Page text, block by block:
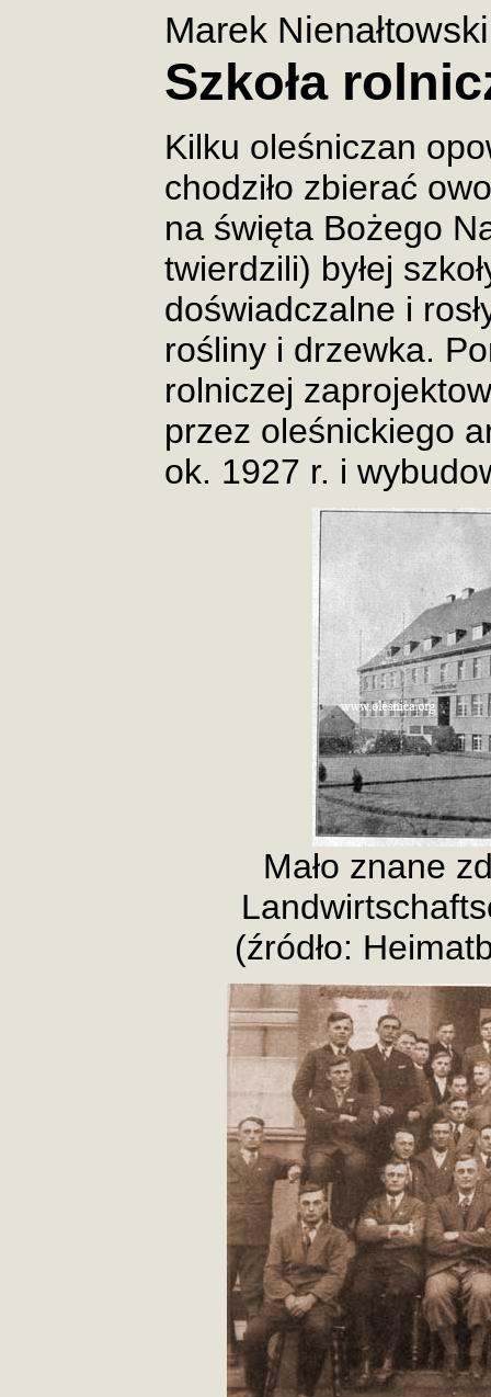
Marek Nienałtowski
Szkoła
Kilku oleśniczan
chodziło zbierać
na święta Bożego
twierdzili) byłej
doświadczalne i
rośliny i drzewka.
rolniczej
przez oleśnickiego
ok. 1927 r. i
Mało znane
(źródło: